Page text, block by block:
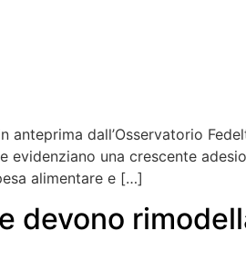
dall’Osservatorio
evidenziano una crescente
alimentare e […]
devono